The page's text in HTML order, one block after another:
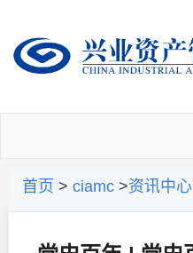
首页 > ciamc >资讯中心